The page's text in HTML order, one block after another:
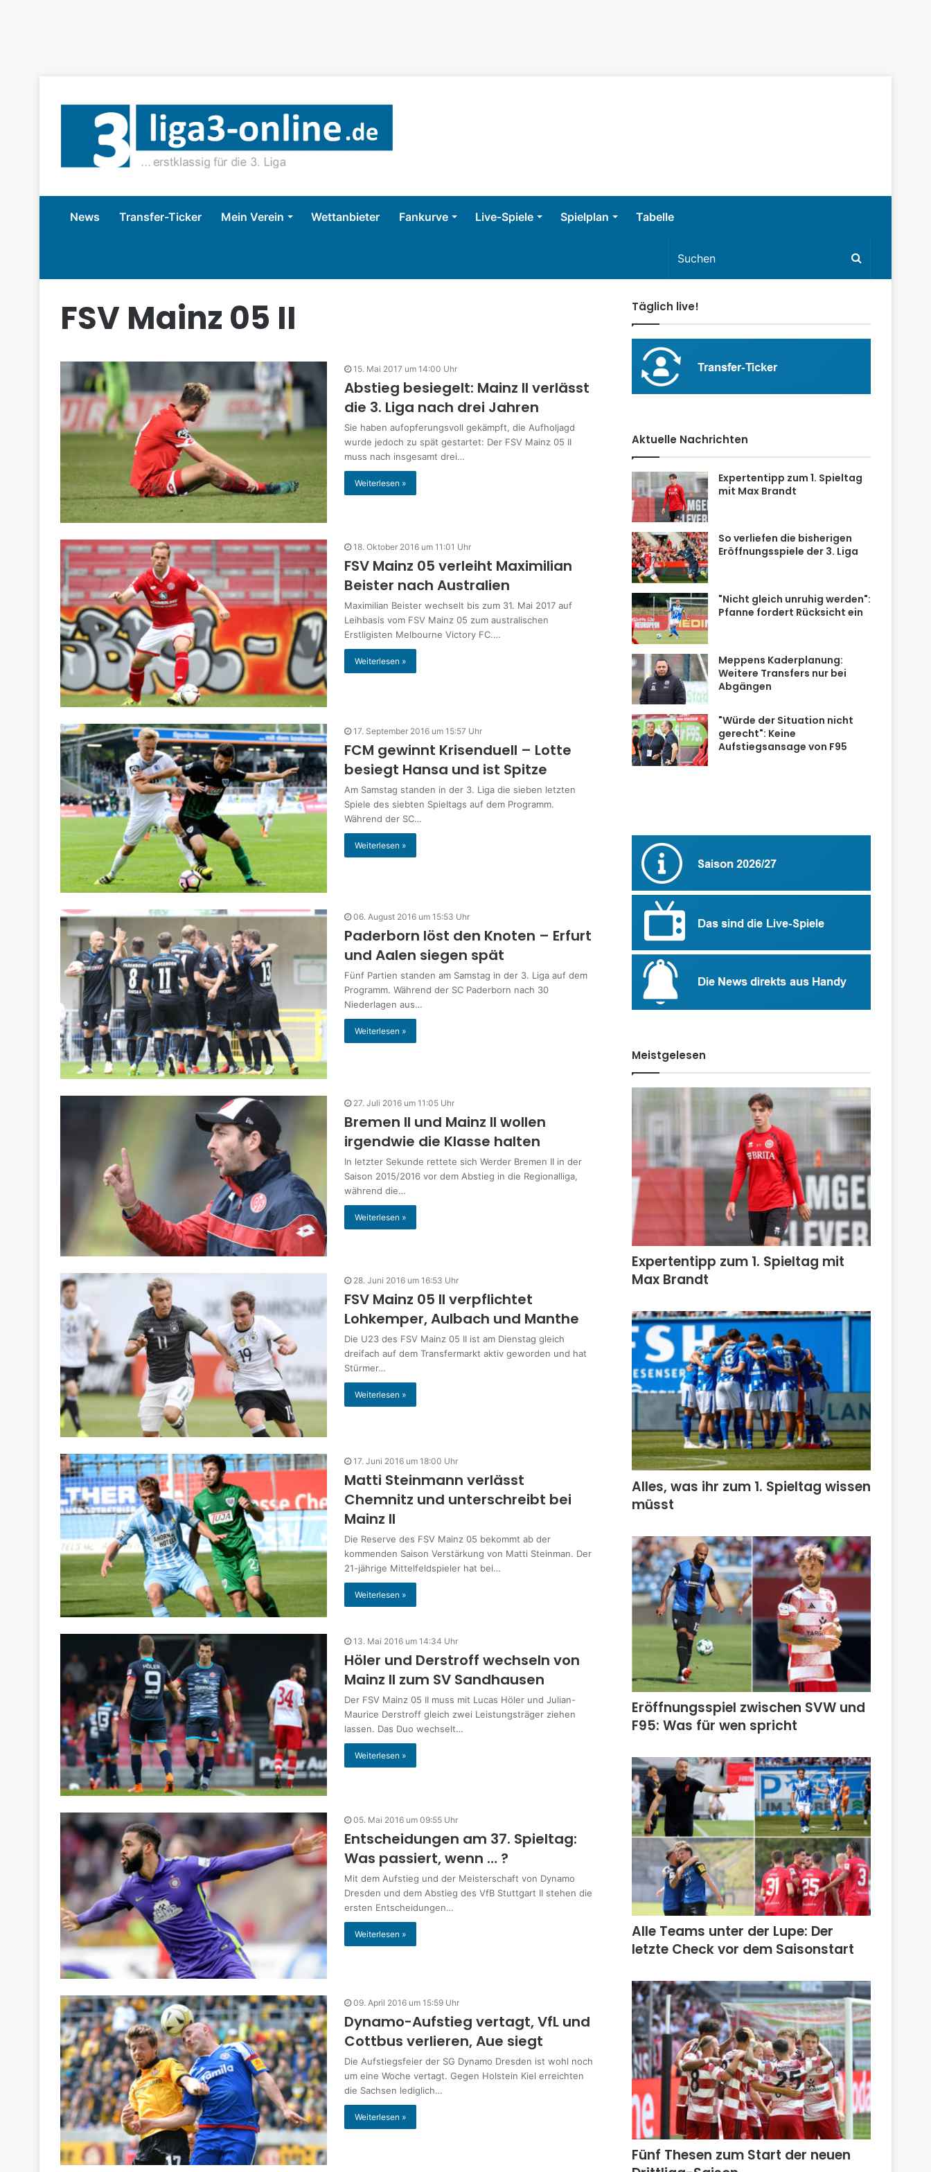
News Transfer-Ticker Mein Verein Wettanbieter Fankurve Live-Spiele Spielplan Tabelle
FSV Mainz 05 II
15. Mai 2017 um 14:00 Uhr
Abstieg besiegelt: Mainz II verlässt
die 3. Liga nach drei Jahren
Sie haben aufopferungsvoll gekämpft, die Aufholjagd
wurde jedoch zu spät gestartet: Der FSV Mainz 05 II
muss nach insgesamt drei…
Weiterlesen »
18. Oktober 2016 um 11:01 Uhr
FSV Mainz 05 verleiht Maximilian
Beister nach Australien
Maximilian Beister wechselt bis zum 31. Mai 2017 auf
Leihbasis vom FSV Mainz 05 zum australischen
Erstligisten Melbourne Victory FC.…
Weiterlesen »
17. September 2016 um 15:57 Uhr
FCM gewinnt Krisenduell – Lotte
besiegt Hansa und ist Spitze
Am Samstag standen in der 3. Liga die sieben letzten
Spiele des siebten Spieltags auf dem Programm.
Während der SC…
Weiterlesen »
06. August 2016 um 15:53 Uhr
Paderborn löst den Knoten – Erfurt
und Aalen siegen spät
Fünf Partien standen am Samstag in der 3. Liga auf dem
Programm. Während der SC Paderborn nach 30
Niederlagen aus…
Weiterlesen »
27. Juli 2016 um 11:05 Uhr
Bremen II und Mainz II wollen
irgendwie die Klasse halten
In letzter Sekunde rettete sich Werder Bremen II in der
Saison 2015/2016 vor dem Abstieg in die Regionalliga,
während die…
Weiterlesen »
28. Juni 2016 um 16:53 Uhr
FSV Mainz 05 II verpflichtet
Lohkemper, Aulbach und Manthe
Die U23 des FSV Mainz 05 II ist am Dienstag gleich
dreifach auf dem Transfermarkt aktiv geworden und hat
Stürmer…
Weiterlesen »
17. Juni 2016 um 18:00 Uhr
Matti Steinmann verlässt
Chemnitz und unterschreibt bei
Mainz II
Die Reserve des FSV Mainz 05 bekommt ab der
kommenden Saison Verstärkung von Matti Steinman. Der
21-jährige Mittelfeldspieler hat bei…
Weiterlesen »
13. Mai 2016 um 14:34 Uhr
Höler und Derstroff wechseln von
Mainz II zum SV Sandhausen
Der FSV Mainz 05 II muss mit Lucas Höler und Julian-
Maurice Derstroff gleich zwei Leistungsträger ziehen
lassen. Das Duo wechselt…
Weiterlesen »
05. Mai 2016 um 09:55 Uhr
Entscheidungen am 37. Spieltag:
Was passiert, wenn … ?
Mit dem Aufstieg und der Meisterschaft von Dynamo
Dresden und dem Abstieg des VfB Stuttgart II stehen die
ersten Entscheidungen…
Weiterlesen »
09. April 2016 um 15:59 Uhr
Dynamo-Aufstieg vertagt, VfL und
Cottbus verlieren, Aue siegt
Die Aufstiegsfeier der SG Dynamo Dresden ist wohl noch
um eine Woche vertagt. Gegen Holstein Kiel erreichten
die Sachsen lediglich…
Weiterlesen »
Täglich live!
Aktuelle Nachrichten
Expertentipp zum 1. Spieltag
mit Max Brandt
So verliefen die bisherigen
Eröffnungsspiele der 3. Liga
"Nicht gleich unruhig werden":
Pfanne fordert Rücksicht ein
Meppens Kaderplanung:
Weitere Transfers nur bei
Abgängen
"Würde der Situation nicht
gerecht": Keine
Aufstiegsansage von F95
Meistgelesen
Expertentipp zum 1. Spieltag mit
Max Brandt
Alles, was ihr zum 1. Spieltag wissen
müsst
Eröffnungsspiel zwischen SVW und
F95: Was für wen spricht
Alle Teams unter der Lupe: Der
letzte Check vor dem Saisonstart
Fünf Thesen zum Start der neuen